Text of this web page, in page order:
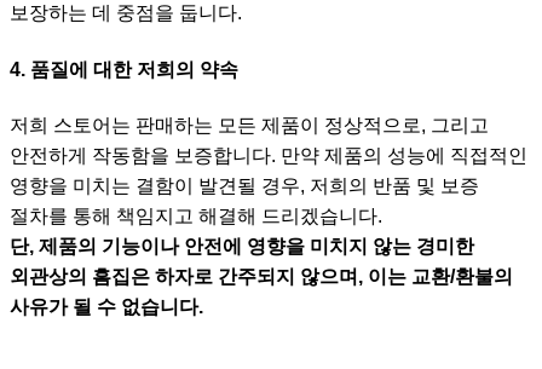
보장하는 데 중점을 둡니다.
4. 품질에 대한 저희의 약속
저희 스토어는 판매하는 모든 제품이 정상적으로, 그리고
안전하게 작동함을 보증합니다. 만약 제품의 성능에 직접적인
영향을 미치는 결함이 발견될 경우, 저희의 반품 및 보증
절차를 통해 책임지고 해결해 드리겠습니다.
단, 제품의 기능이나 안전에 영향을 미치지 않는 경미한
외관상의 흠집은 하자로 간주되지 않으며, 이는 교환/환불의
사유가 될 수 없습니다.